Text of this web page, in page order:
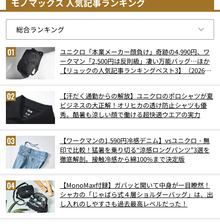
ユニクロ「本業メーカー顔負け」奇跡の4,990円、ワ
ークマン「2,500円は反則級」凄い万能バッグ…ほか
【リュックの人気記事ランキングベスト3】（2026年
【汗だく通勤からの解放】ユニクロのポロシャツが夏
ビジネスの大正解！オリヒカの透け防止シャツも優
秀。酷暑も涼しい顔で働ける超快適ウエアの実力
【ワークマンの1,590円冷感デニム】vsユニクロ・無
印で比較！猛暑を乗り切る“涼感ロングパンツ”3選を
徹底解剖。接触冷感から綿100%まで決定版
【MonoMax付録】ガバッと開いて中身が一目瞭然！
シャカの「じゃばら式４層ショルダーバッグ」は、出
し入れのしやすさも過去最高レベルだった！